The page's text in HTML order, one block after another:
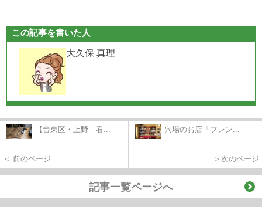
この記事を書いた人
大久保 真理
【台東区・上野 看...
＜ 前のページ
穴場のお店「フレン...
＞次のページ
記事一覧ページへ